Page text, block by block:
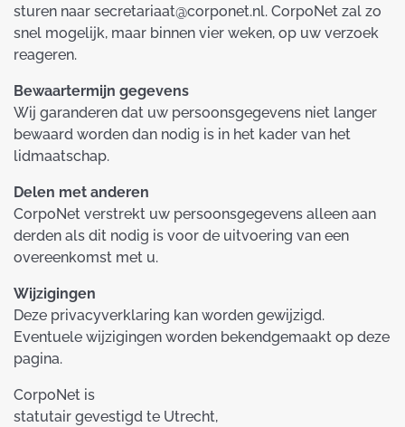
sturen naar secretariaat@corponet.nl. CorpoNet zal zo
snel mogelijk, maar binnen vier weken, op uw verzoek
reageren.
Bewaartermijn gegevens
Wij garanderen dat uw persoonsgegevens niet langer
bewaard worden dan nodig is in het kader van het
lidmaatschap.
Delen met anderen
CorpoNet verstrekt uw persoonsgegevens alleen aan
derden als dit nodig is voor de uitvoering van een
overeenkomst met u.
Wijzigingen
Deze privacyverklaring kan worden gewijzigd.
Eventuele wijzigingen worden bekendgemaakt op deze
pagina.
CorpoNet is
statutair gevestigd te Utrecht,